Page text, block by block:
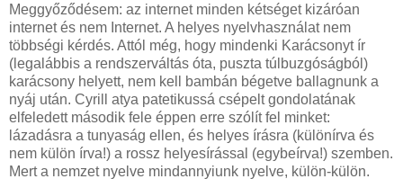
Meggyőződésem: az internet minden kétséget kizáróan
internet és nem Internet. A helyes nyelvhasználat nem
többségi kérdés. Attól még, hogy mindenki Karácsonyt ír
(legalábbis a rendszerváltás óta, puszta túlbuzgóságból)
karácsony helyett, nem kell bambán bégetve ballagnunk a
nyáj után. Cyrill atya patetikussá csépelt gondolatának
elfeledett második fele éppen erre szólít fel minket:
lázadásra a tunyaság ellen, és helyes írásra (különírva és
nem külön írva!) a rossz helyesírással (egybeírva!) szemben.
Mert a nemzet nyelve mindannyiunk nyelve, külön-külön.